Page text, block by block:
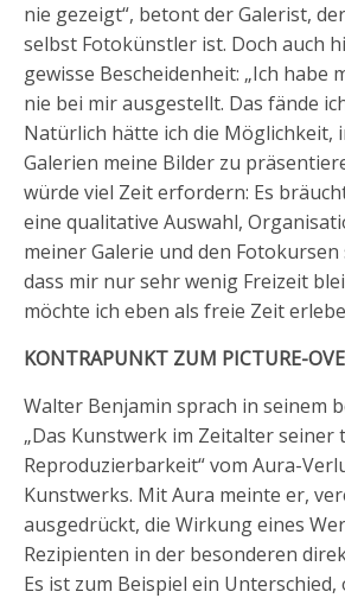
nie gezeigt“, betont der Galerist,
selbst Fotokünstler ist. Doch auch
gewisse Bescheidenheit: „Ich habe
nie bei mir ausgestellt. Das fände
Natürlich hätte ich die Möglichkeit,
Galerien meine Bilder zu
würde viel Zeit erfordern: Es
eine qualitative Auswahl,
meiner Galerie und den
dass mir nur sehr wenig Freizeit
möchte ich eben als freie Zeit
KONTRAPUNKT ZUM PICTURE-
Walter Benjamin sprach in seinem
„Das Kunstwerk im Zeitalter seiner
Reproduzierbarkeit“ vom Aura-
Kunstwerks. Mit Aura meinte er,
ausgedrückt, die Wirkung eines
Rezipienten in der besonderen
Es ist zum Beispiel ein Unterschied,